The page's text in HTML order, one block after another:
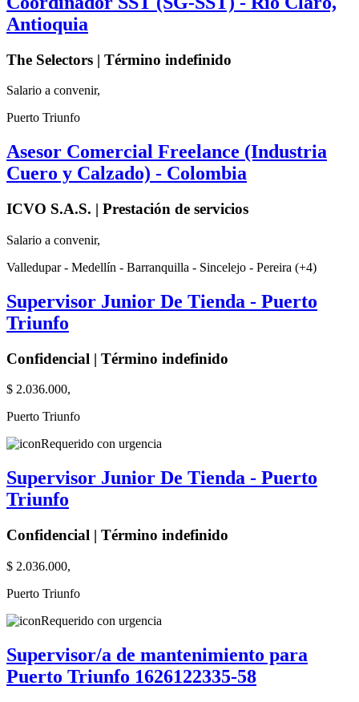
Antioquia
The Selectors | Término indefinido
Salario a convenir,
Puerto Triunfo
Asesor Comercial Freelance (Industria
Cuero y Calzado) - Colombia
ICVO S.A.S. | Prestación de servicios
Salario a convenir,
Valledupar - Medellín - Barranquilla - Sincelejo - Pereira (+4)
Supervisor Junior De Tienda - Puerto
Triunfo
Confidencial | Término indefinido
$ 2.036.000,
Puerto Triunfo
Requerido con urgencia
Supervisor Junior De Tienda - Puerto
Triunfo
Confidencial | Término indefinido
$ 2.036.000,
Puerto Triunfo
Requerido con urgencia
Supervisor/a de mantenimiento para
Puerto Triunfo 1626122335-58